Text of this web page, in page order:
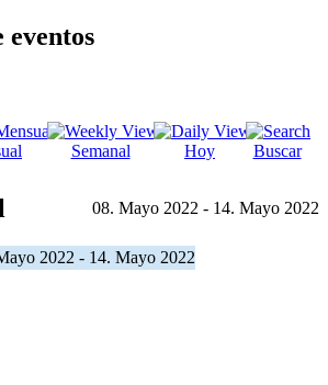
eventos
Semanal Hoy Buscar
08. Mayo 2022 - 14. Mayo 2022
2022 - 14. Mayo 2022